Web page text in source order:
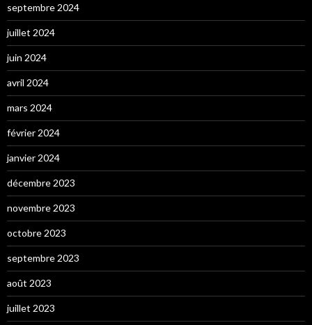
septembre 2024
juillet 2024
juin 2024
avril 2024
mars 2024
février 2024
janvier 2024
décembre 2023
novembre 2023
octobre 2023
septembre 2023
août 2023
juillet 2023